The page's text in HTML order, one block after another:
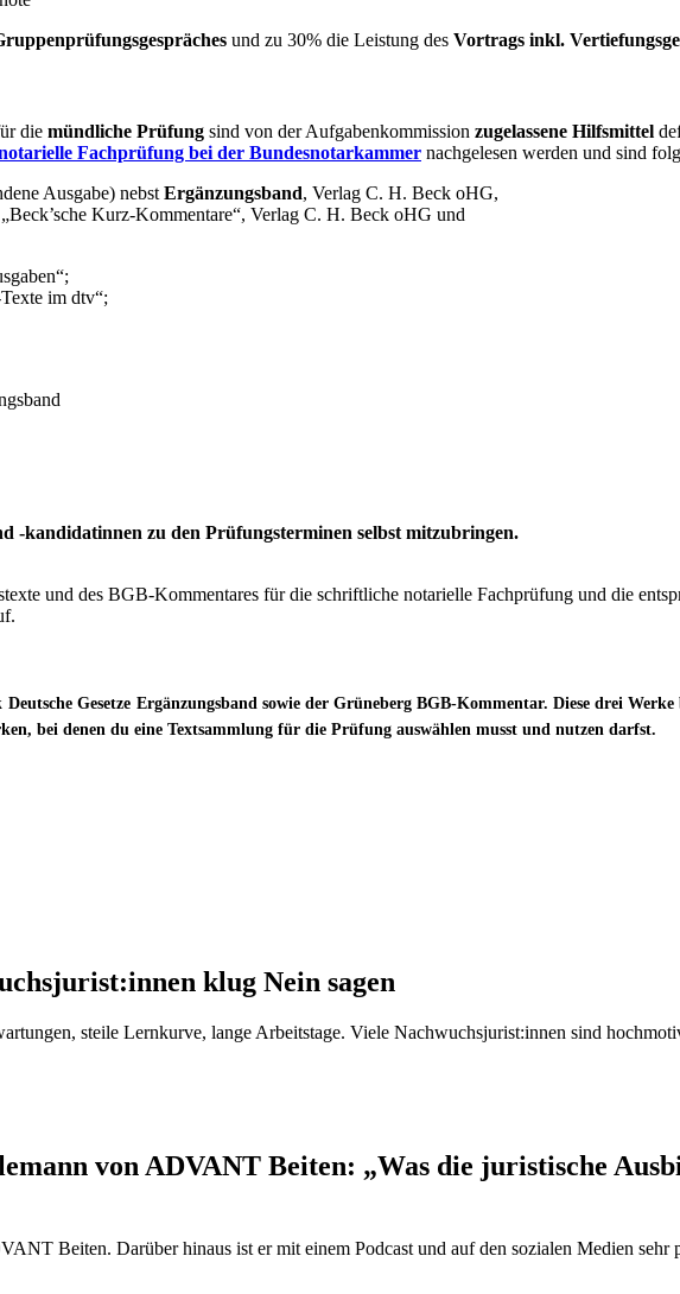
und zu 30% die Leistung des Vortrags inkl.
die mündliche Prüfung sind von der Aufgabenkommission zugelassene Hilfsmittel
Fachprüfung bei der Bundesnotarkammer nachgelesen werden und sind
Ausgabe) nebst Ergänzungsband, Verlag C. H. Beck oHG,
Kurz-Kommentare“, Verlag C. H. Beck oHG und
im dtv“;
-kandidatinnen zu den Prüfungsterminen selbst mitzubringen.
und des BGB-Kommentares für die schriftliche notarielle Fachprüfung und die
Deutsche Gesetze Ergänzungsband sowie der Grüneberg BGB-Kommentar. Diese drei
bei denen du eine Textsammlung für die Prüfung auswählen musst und nutzen darfst.
klug Nein sagen
steile Lernkurve, lange Arbeitstage. Viele Nachwuchsjurist:innen sind
von ADVANT Beiten: „Was die juristische
Beiten. Darüber hinaus ist er mit einem Podcast und auf den sozialen Medien sehr